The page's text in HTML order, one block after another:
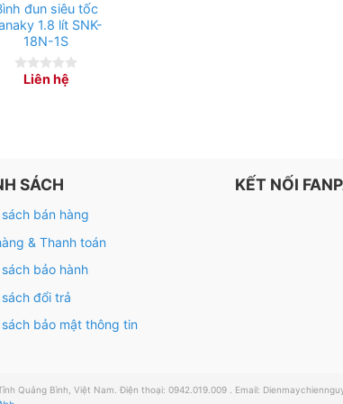
đun siêu tốc
1.8 lít SNK-
18N-1S
Liên hệ
SÁCH
sách bán hàng
& Thanh toán
sách bảo hành
sách đổi trả
sách bảo mật thông tin
KẾT NỐI
Quảng Bình, Việt Nam. Điện thoại: 0942.019.009 . Email: